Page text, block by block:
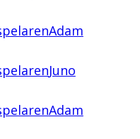
Adam
Juno
Adam